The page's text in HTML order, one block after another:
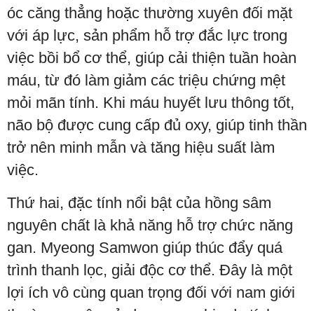
óc căng thẳng hoặc thường xuyên đối mặt
với áp lực, sản phẩm hỗ trợ đắc lực trong
việc bồi bổ cơ thể, giúp cải thiện tuần hoàn
máu, từ đó làm giảm các triệu chứng mệt
mỏi mãn tính. Khi máu huyết lưu thông tốt,
não bộ được cung cấp đủ oxy, giúp tinh thần
trở nên minh mẫn và tăng hiệu suất làm
việc.
Thứ hai, đặc tính nổi bật của hồng sâm
nguyên chất là khả năng hỗ trợ chức năng
gan. Myeong Samwon giúp thúc đẩy quá
trình thanh lọc, giải độc cơ thể. Đây là một
lợi ích vô cùng quan trọng đối với nam giới